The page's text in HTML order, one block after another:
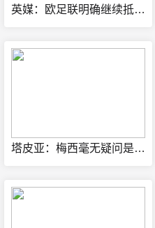
英媒：欧足联明确继续抵制FIFA赛事，中北美多国不再信任因凡蒂诺
塔皮亚：梅西毫无疑问是2026世界杯最佳，国家队大门永远为他敞开